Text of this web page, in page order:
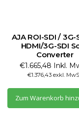
AJA ROI-SDI / 3G-
HDMI/3G-SDI
Converter
€1.665,48 Inkl.
€1.376,43 exkl.
Zum Warenkorb